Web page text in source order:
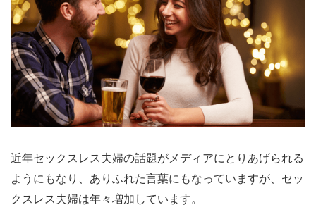
近年セックスレス夫婦の話題がメディアにとりあげられる
ようにもなり、ありふれた言葉にもなっていますが、セッ
クスレス夫婦は年々増加しています。